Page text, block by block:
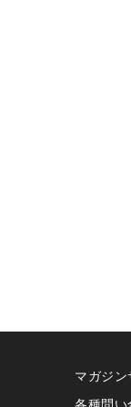
マガジン